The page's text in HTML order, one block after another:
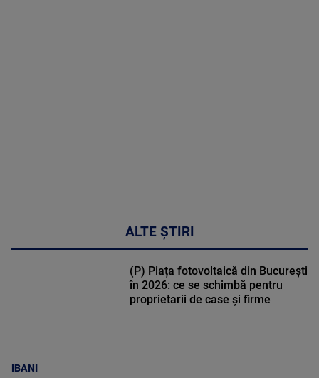
ALTE ȘTIRI
IBANI
(P) Piața fotovoltaică din București
în 2026: ce se schimbă pentru
proprietarii de case și firme